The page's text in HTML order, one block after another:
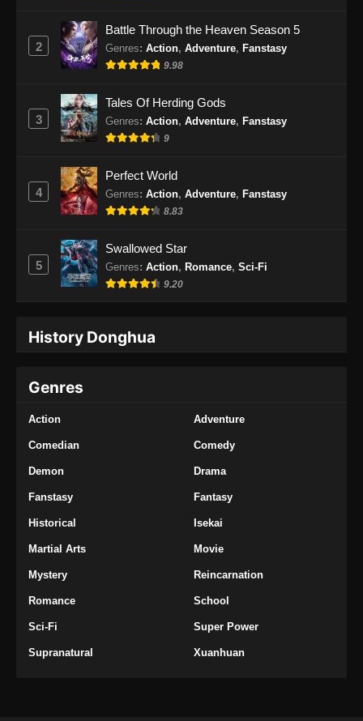
2
Battle Through the Heaven Season 5
Genres: Action, Adventure, Fanstasy
9.98
3
Tales Of Herding Gods
Genres: Action, Adventure, Fanstasy
9
4
Perfect World
Genres: Action, Adventure, Fanstasy
8.83
5
Swallowed Star
Genres: Action, Romance, Sci-Fi
9.20
History Donghua
Genres
Action Adventure
Comedian Comedy
Demon Drama
Fanstasy Fantasy
Historical Isekai
Martial Arts Movie
Mystery Reincarnation
Romance School
Sci-Fi Super Power
Supranatural Xuanhuan